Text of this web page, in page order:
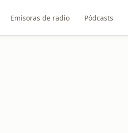
Emisoras de radio Pódcasts